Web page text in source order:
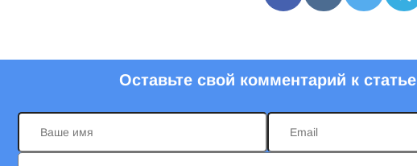
Оставьте свой комментарий к статье